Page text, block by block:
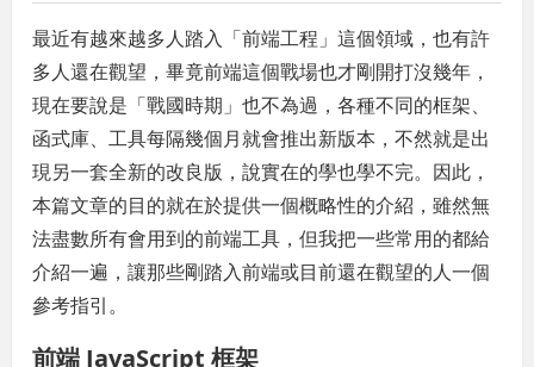
最近有越來越多人踏入「前端工程」這個領域，也有許
多人還在觀望，畢竟前端這個戰場也才剛開打沒幾年，
現在要說是「戰國時期」也不為過，各種不同的框架、
函式庫、工具每隔幾個月就會推出新版本，不然就是出
現另一套全新的改良版，說實在的學也學不完。因此，
本篇文章的目的就在於提供一個概略性的介紹，雖然無
法盡數所有會用到的前端工具，但我把一些常用的都給
介紹一遍，讓那些剛踏入前端或目前還在觀望的人一個
參考指引。
前端 JavaScript 框架